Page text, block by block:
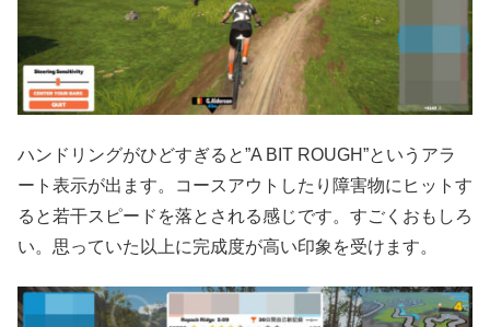
ハンドリングがひどすぎると”A BIT ROUGH”というアラ
ート表示が出ます。コースアウトしたり障害物にヒットす
ると若干スピードを落とされる感じです。すごくおもしろ
い。思っていた以上に完成度が高い印象を受けます。